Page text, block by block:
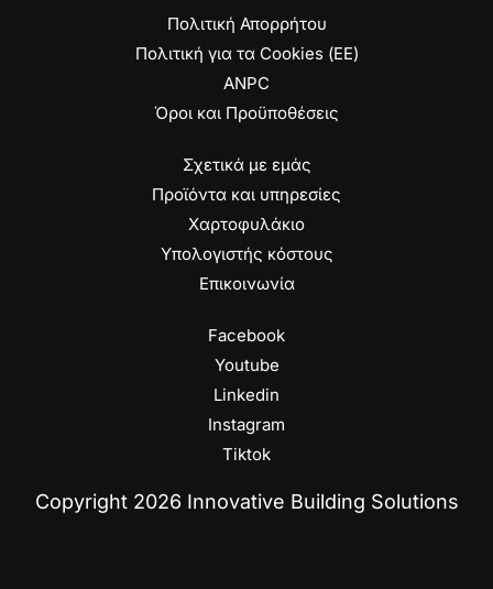
Πολιτική Απορρήτου
Πολιτική για τα Cookies (ΕΕ)
ANPC
Όροι και Προϋποθέσεις
Σχετικά με εμάς
Προϊόντα και υπηρεσίες
Χαρτοφυλάκιο
Υπολογιστής κόστους
Επικοινωνία
Facebook
Youtube
Linkedin
Instagram
Tiktok
Copyright 2026 Innovative Building Solutions